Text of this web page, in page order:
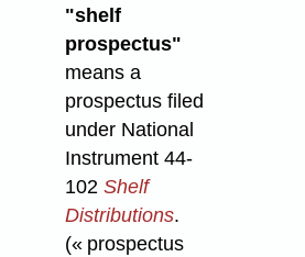
"shelf
prospectus"
means a
prospectus filed
under National
Instrument 44-
102 Shelf
Distributions.
(« prospectus